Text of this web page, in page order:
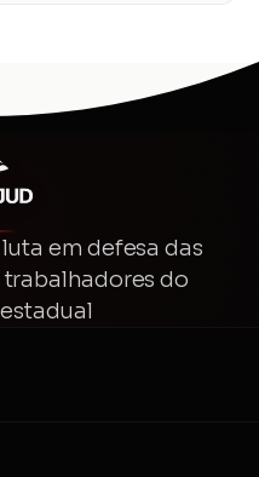
em defesa das
do